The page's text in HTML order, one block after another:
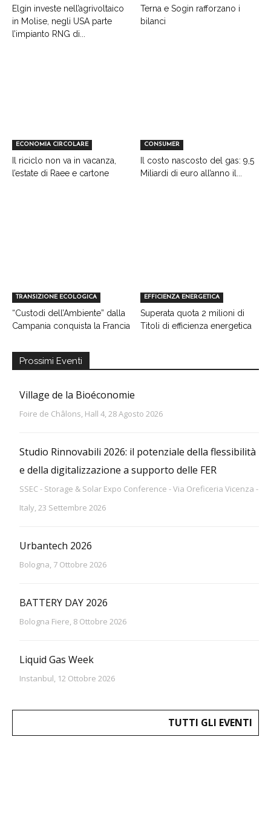
Elgin investe nell’agrivoltaico
in Molise, negli USA parte
l’impianto RNG di...
Terna e Sogin rafforzano i
bilanci
ECONOMIA CIRCOLARE
Il riciclo non va in vacanza,
l’estate di Raee e cartone
CONSUMER
Il costo nascosto del gas: 9,5
Miliardi di euro all’anno il...
TRANSIZIONE ECOLOGICA
“Custodi dell’Ambiente” dalla
Campania conquista la Francia
EFFICIENZA ENERGETICA
Superata quota 2 milioni di
Titoli di efficienza energetica
Prossimi Eventi
Village de la Bioéconomie
Foire de Châlons, Hall 4, 28 Agosto 2026
Studio Rinnovabili 2026: il potenziale della flessibilità
e della digitalizzazione a supporto delle FER
SSEC - Storage & Solar Expo Conference - Via Oreficeria Vicenza -
Italy, 23 Settembre 2026
Urbantech 2026
Bologna, 7 Ottobre 2026
BATTERY DAY 2026
Bologna Fiere, 8 Ottobre 2026
Liquid Gas Week
Instanbul, 12 Ottobre 2026
TUTTI GLI EVENTI